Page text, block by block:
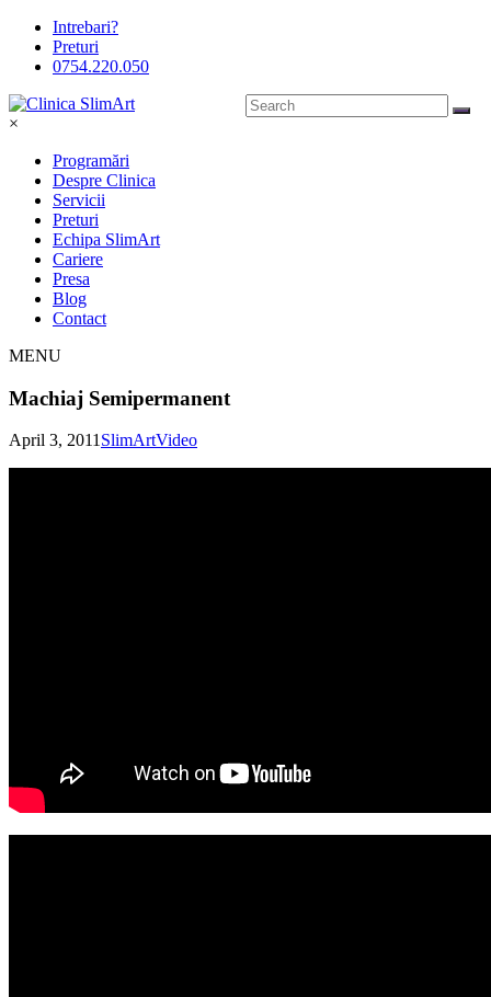
Intrebari?
Preturi
0754.220.050
×
Programări
Despre Clinica
Servicii
Preturi
Echipa SlimArt
Cariere
Presa
Blog
Contact
MENU
Machiaj Semipermanent
April 3, 2011SlimArtVideo